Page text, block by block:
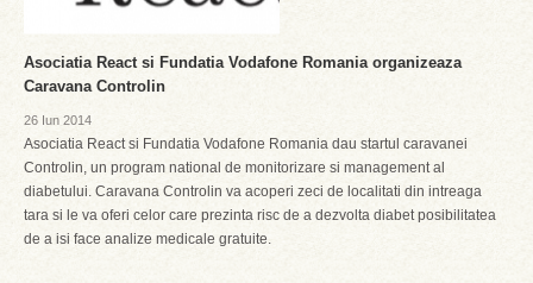
Asociatia React si Fundatia Vodafone Romania organizeaza
Caravana Controlin
26 Iun 2014
Asociatia React si Fundatia Vodafone Romania dau startul caravanei
Controlin, un program national de monitorizare si management al
diabetului. Caravana Controlin va acoperi zeci de localitati din intreaga
tara si le va oferi celor care prezinta risc de a dezvolta diabet posibilitatea
de a isi face analize medicale gratuite.